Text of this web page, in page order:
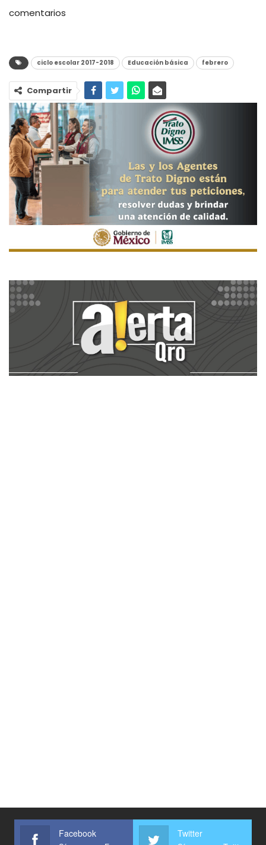
comentarios
ciclo escolar 2017-2018 Educación básica febrero
Compartir
Facebook Twitter